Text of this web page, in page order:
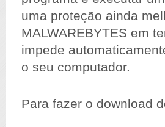
uma proteção ainda
MALWAREBYTES em
impede
o seu computador.
Para fazer o download